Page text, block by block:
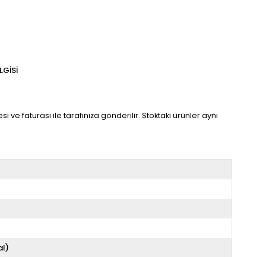
ve faturası ile tarafınıza gönderilir. Stoktaki ürünler aynı